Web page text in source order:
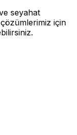
seyahat
için